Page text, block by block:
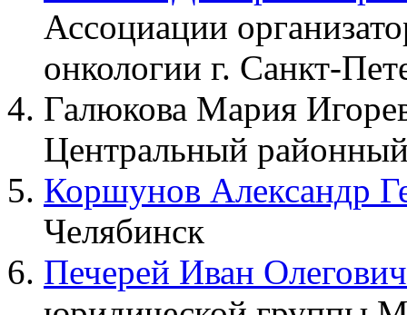
Ассоциации
онкологии г. Санкт-
Галюкова Мария
Центральный
Коршунов Александр
Челябинск
Печерей Иван Олегович